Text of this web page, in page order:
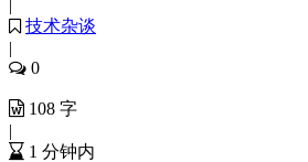
|
技术杂谈
|
0
108 字
|
1 分钟内